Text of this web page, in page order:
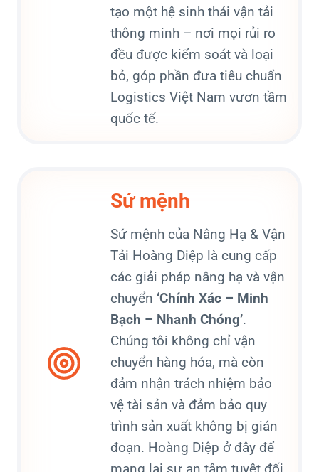
tạo một hệ sinh thái vận tải
thông minh – nơi mọi rủi ro
đều được kiểm soát và loại
bỏ, góp phần đưa tiêu chuẩn
Logistics Việt Nam vươn tầm
quốc tế.
Sứ mệnh
Sứ mệnh của Nâng Hạ & Vận
Tải Hoàng Diệp là cung cấp
các giải pháp nâng hạ và vận
chuyển ‘Chính Xác – Minh
Bạch – Nhanh Chóng’.
Chúng tôi không chỉ vận
chuyển hàng hóa, mà còn
đảm nhận trách nhiệm bảo
vệ tài sản và đảm bảo quy
trình sản xuất không bị gián
đoạn. Hoàng Diệp ở đây để